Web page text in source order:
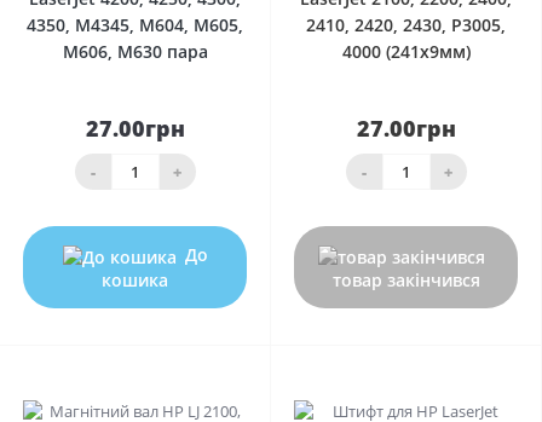
4350, M4345, M604, M605,
M606, M630 пара
27.00грн
- +
До
кошика
2410, 2420, 2430, P3005,
4000 (241x9мм)
27.00грн
- +
товар закінчився